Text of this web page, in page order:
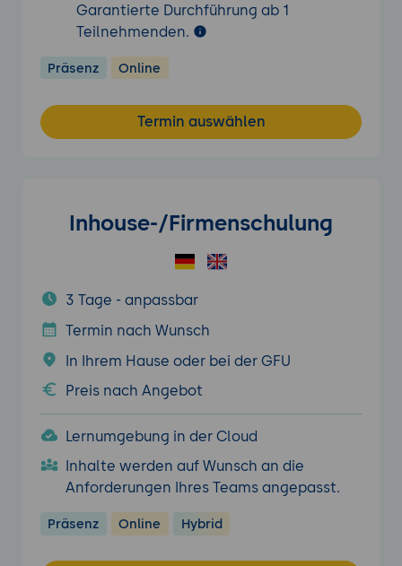
Garantierte Durchführung ab 1
Teilnehmenden.
Präsenz Online
Termin auswählen
Inhouse-/Firmenschulung
3 Tage - anpassbar
Termin nach Wunsch
In Ihrem Hause oder bei der GFU
Preis nach Angebot
Lernumgebung in der Cloud
Inhalte werden auf Wunsch an die
Anforderungen Ihres Teams angepasst.
Präsenz Online Hybrid